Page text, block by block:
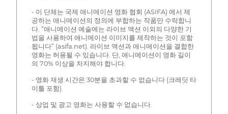
- 이 단체는 국제 애니메이션 영화 협회 (ASIFA) 에서 제
공하는 애니메이션의 정의에 부합하는 작품만 수락합니
다. “애니메이션 예술에는 라이브 액션 이외의 다양한 기
법을 사용하여 애니메이션 이미지를 제작하는 것이 포함
됩니다” (asifa.net). 라이브 액션과 애니메이션을 결합한
영화는 허용될 수 있습니다. 단, 애니메이션이 영화 길이
의 70% 이상을 차지해야 합니다.
- 영화 재생 시간은 30분을 초과할 수 없습니다 (크레딧 타
이틀 포함).
- 상업 및 광고 영화는 사용할 수 없습니다.